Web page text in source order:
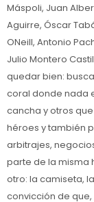
Máspoli, Juan
Aguirre, Óscar
ONeill, Antonio
Julio Montero
quedar bien:
coral donde nada
cancha y otros
héroes y también
arbitrajes,
parte de la misma
otro: la camiseta,
convicción de